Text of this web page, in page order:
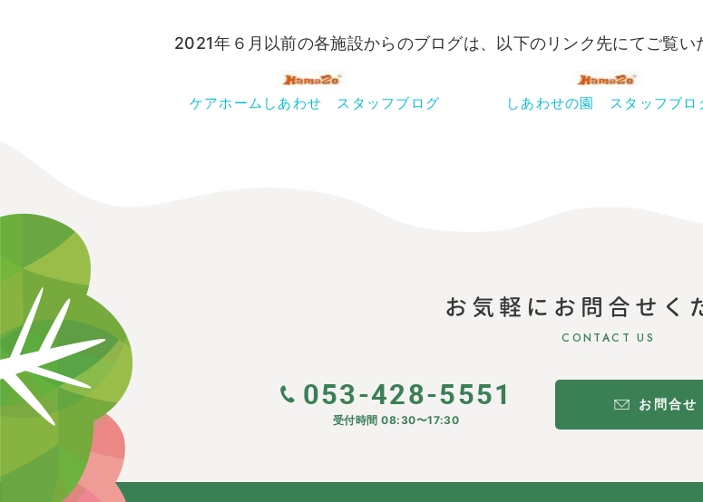
2021年６月以前の各施設からのブログは、以下のリンク先にてご覧い
ケアホームしあわせ スタッフブログ しあわせの園 スタッフブロ
お気軽にお問合せく
CONTACT US
053-428-5551
受付時間 08:30〜17:30
お問合せ